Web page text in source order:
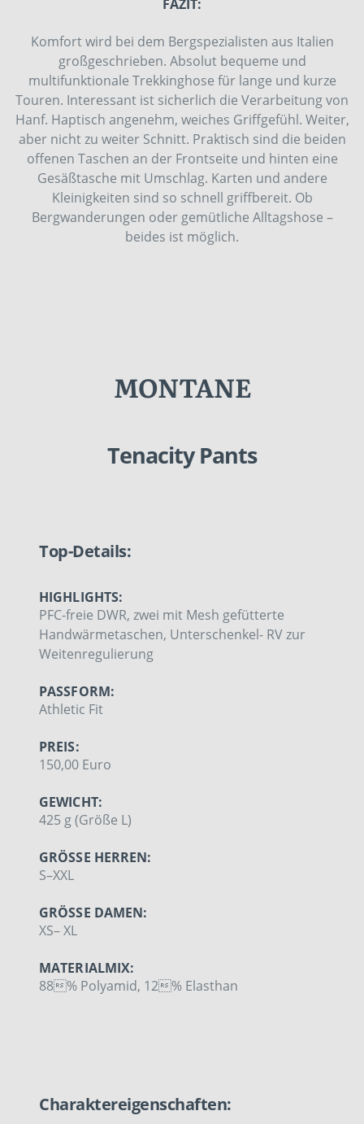
FAZIT:
Komfort wird bei dem Bergspezialisten aus Italien
großgeschrieben. Absolut bequeme und
multifunktionale Trekkinghose für lange und kurze
Touren. Interessant ist sicherlich die Verarbeitung von
Hanf. Haptisch angenehm, weiches Griffgefühl. Weiter,
aber nicht zu weiter Schnitt. Praktisch sind die beiden
offenen Taschen an der Frontseite und hinten eine
Gesäßtasche mit Umschlag. Karten und andere
Kleinigkeiten sind so schnell griffbereit. Ob
Bergwanderungen oder gemütliche Alltagshose –
beides ist möglich.
MONTANE
Tenacity Pants
Top-Details:
HIGHLIGHTS:
PFC-freie DWR, zwei mit Mesh gefütterte
Handwärmetaschen, Unterschenkel- RV zur
Weitenregulierung
PASSFORM:
Athletic Fit
PREIS:
150,00 Euro
GEWICHT:
425 g (Größe L)
GRÖSSE HERREN:
S–XXL
GRÖSSE DAMEN:
XS– XL
MATERIALMIX:
88% Polyamid, 12% Elasthan
Charaktereigenschaften: